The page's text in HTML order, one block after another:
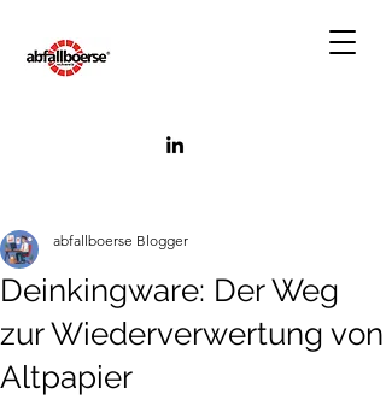
Deinkingware: Der Weg
zur Wiederverwertung von
Altpapier
abfallboerse Blogger